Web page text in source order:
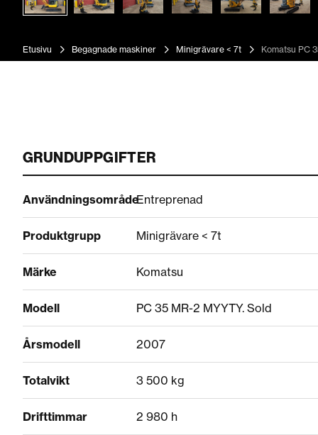
Etusivu Begagnade maskiner Minigrävare < 7t Komatsu PC
GRUNDUPPGIFTER
AnvändningsområdeEntreprenad
Produktgrupp Minigrävare < 7t
Märke Komatsu
Modell PC 35 MR-2 MYYTY. Sold
Årsmodell 2007
Totalvikt 3 500 kg
Drifttimmar 2 980 h